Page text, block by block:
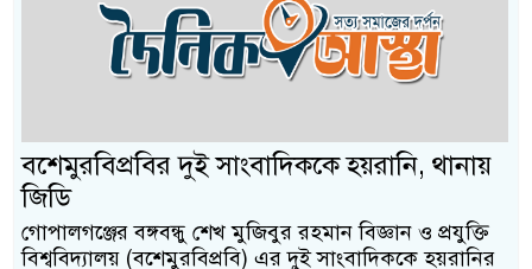
বশেমুরবিপ্রবির দুই সাংবাদিককে হয়রানি, থানায়
জিডি
গোপালগঞ্জের বঙ্গবন্ধু শেখ মুজিবুর রহমান বিজ্ঞান ও প্রযুক্তি
বিশ্ববিদ্যালয় (বশেমুরবিপ্রবি) এর দুই সাংবাদিককে হয়রানির